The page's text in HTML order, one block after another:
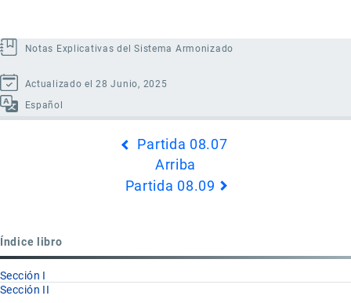
Notas Explicativas del Sistema Armonizado
Actualizado el 28 Junio, 2025
Español
08.08
Partida 08.07
Arriba
Partida 08.09
Índice libro
Sección I
Sección II